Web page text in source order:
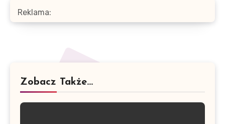
Reklama:
Zobacz Także...